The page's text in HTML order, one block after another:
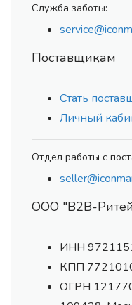
Служба заботы:
Поставщикам
Стать
Личный
Отдел работы с
ООО "В2В-
ИНН
КПП
ОГРН